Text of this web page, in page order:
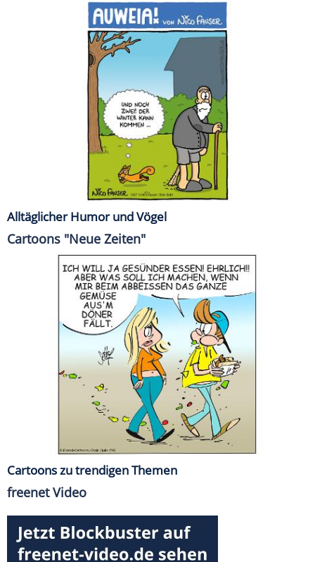
Alltäglicher Humor und Vögel
Cartoons "Neue Zeiten"
Cartoons zu trendigen Themen
freenet Video